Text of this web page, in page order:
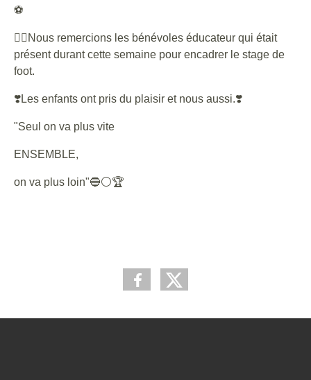
⚽️
👉🏼Nous remercions les bénévoles éducateur qui était
présent durant cette semaine pour encadrer le stage de
foot.
❣️Les enfants ont pris du plaisir et nous aussi.❣️
"Seul on va plus vite
ENSEMBLE,
on va plus loin"🔵⚪️🏆